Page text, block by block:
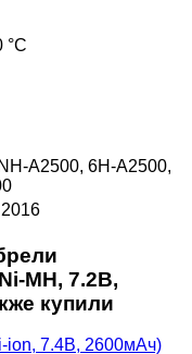
°C
A2500, 6H-A2500,
MH, 7.2В,
купили